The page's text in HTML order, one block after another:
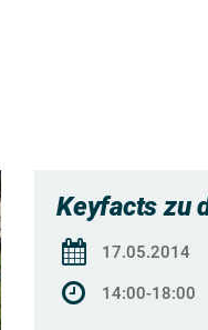
Keyfacts zu
17.05.2014
14:00-18:00